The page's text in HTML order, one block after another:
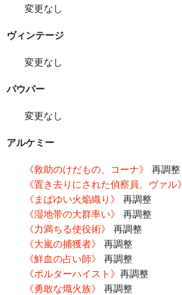
変更なし
ヴィンテージ
変更なし
パウパー
変更なし
アルケミー
《救助のけだもの、コーナ》
再調整
《置き去りにされた偵察員、ヴァル》
《まばゆい火焔織り》
再調整
《湿地帯の大群率い》
再調整
《力満ちる使役術》
再調整
《大嵐の捕獲者》
再調整
《鮮血の占い師》
再調整
《ポルターハイスト》再調整
《勇敢な熾火族》
再調整